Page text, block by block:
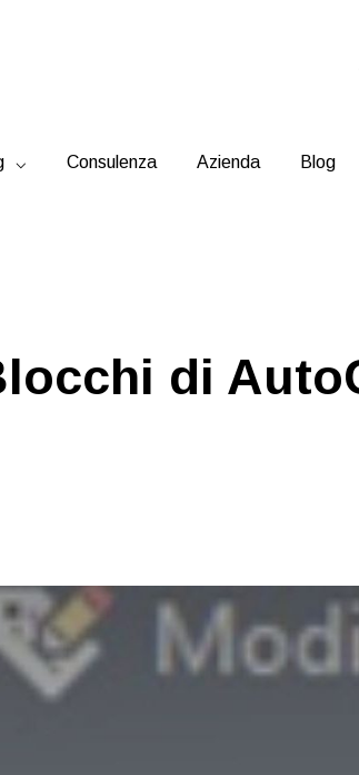
Consulenza Azienda Blog
di